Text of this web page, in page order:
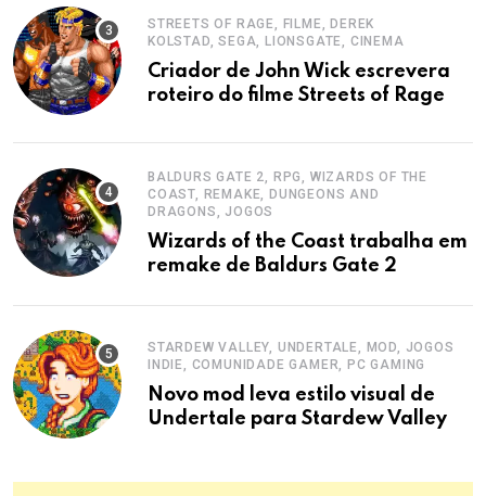
STREETS OF RAGE, FILME, DEREK
KOLSTAD, SEGA, LIONSGATE, CINEMA
Criador de John Wick escrevera
roteiro do filme Streets of Rage
BALDURS GATE 2, RPG, WIZARDS OF THE
COAST, REMAKE, DUNGEONS AND
DRAGONS, JOGOS
Wizards of the Coast trabalha em
remake de Baldurs Gate 2
STARDEW VALLEY, UNDERTALE, MOD, JOGOS
INDIE, COMUNIDADE GAMER, PC GAMING
Novo mod leva estilo visual de
Undertale para Stardew Valley